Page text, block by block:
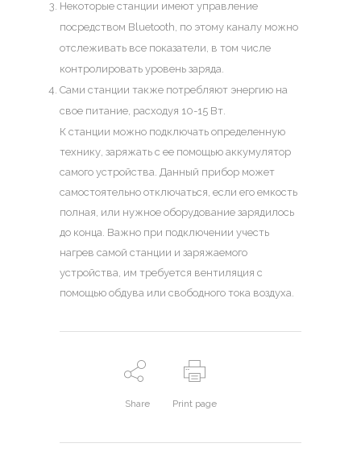
Некоторые станции имеют управление
посредством Bluetooth, по этому каналу можно
отслеживать все показатели, в том числе
контролировать уровень заряда.
Сами станции также потребляют энергию на
свое питание, расходуя 10-15 Вт.
К станции можно подключать определенную
технику, заряжать с ее помощью аккумулятор
самого устройства. Данный прибор может
самостоятельно отключаться, если его емкость
полная, или нужное оборудование зарядилось
до конца. Важно при подключении учесть
нагрев самой станции и заряжаемого
устройства, им требуется вентиляция с
помощью обдува или свободного тока воздуха.
Share Print page